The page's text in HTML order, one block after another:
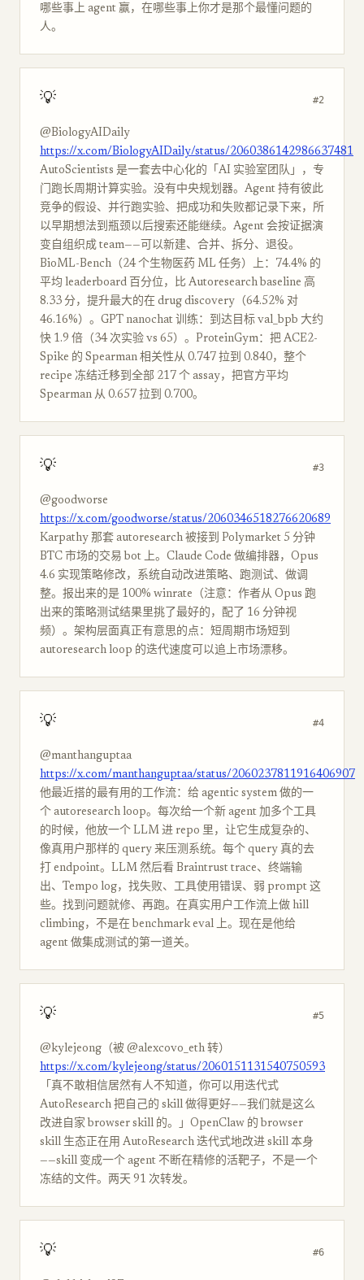
哪些事上 agent 赢，在哪些事上你才是那个最懂问题的
人。
💡 #2
@BiologyAIDaily
https://x.com/BiologyAIDaily/status/2060386142986637481
AutoScientists 是一套去中心化的「AI 实验室团队」，专
门跑长周期计算实验。没有中央规划器。Agent 持有彼此
竞争的假设、并行跑实验、把成功和失败都记录下来，所
以早期想法到瓶颈以后搜索还能继续。Agent 会按证据演
变自组织成 team——可以新建、合并、拆分、退役。
BioML-Bench（24 个生物医药 ML 任务）上：74.4% 的
平均 leaderboard 百分位，比 Autoresearch baseline 高
8.33 分，提升最大的在 drug discovery（64.52% 对
46.16%）。GPT nanochat 训练：到达目标 val_bpb 大约
快 1.9 倍（34 次实验 vs 65）。ProteinGym：把 ACE2-
Spike 的 Spearman 相关性从 0.747 拉到 0.840，整个
recipe 冻结迁移到全部 217 个 assay，把官方平均
Spearman 从 0.657 拉到 0.700。
💡 #3
@goodworse
https://x.com/goodworse/status/2060346518276620689
Karpathy 那套 autoresearch 被接到 Polymarket 5 分钟
BTC 市场的交易 bot 上。Claude Code 做编排器，Opus
4.6 实现策略修改，系统自动改进策略、跑测试、做调
整。报出来的是 100% winrate（注意：作者从 Opus 跑
出来的策略测试结果里挑了最好的，配了 16 分钟视
频）。架构层面真正有意思的点：短周期市场短到
autoresearch loop 的迭代速度可以追上市场漂移。
💡 #4
@manthanguptaa
https://x.com/manthanguptaa/status/2060237811916406907
他最近搭的最有用的工作流：给 agentic system 做的一
个 autoresearch loop。每次给一个新 agent 加多个工具
的时候，他放一个 LLM 进 repo 里，让它生成复杂的、
像真用户那样的 query 来压测系统。每个 query 真的去
打 endpoint。LLM 然后看 Braintrust trace、终端输
出、Tempo log，找失败、工具使用错误、弱 prompt 这
些。找到问题就修、再跑。在真实用户工作流上做 hill
climbing，不是在 benchmark eval 上。现在是他给
agent 做集成测试的第一道关。
💡 #5
@kylejeong（被 @alexcovo_eth 转）
https://x.com/kylejeong/status/2060151131540750593
「真不敢相信居然有人不知道，你可以用迭代式
AutoResearch 把自己的 skill 做得更好——我们就是这么
改进自家 browser skill 的。」OpenClaw 的 browser
skill 生态正在用 AutoResearch 迭代式地改进 skill 本身
——skill 变成一个 agent 不断在精修的活靶子，不是一个
冻结的文件。两天 91 次转发。
💡 #6